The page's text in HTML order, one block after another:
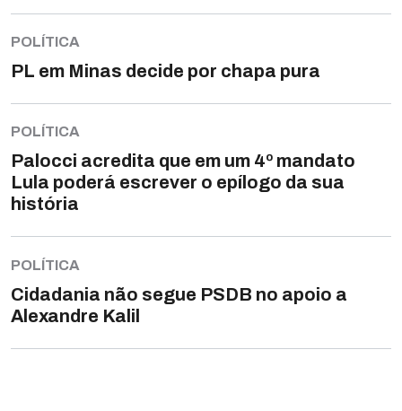
POLÍTICA
PL em Minas decide por chapa pura
POLÍTICA
Palocci acredita que em um 4º mandato
Lula poderá escrever o epílogo da sua
história
POLÍTICA
Cidadania não segue PSDB no apoio a
Alexandre Kalil